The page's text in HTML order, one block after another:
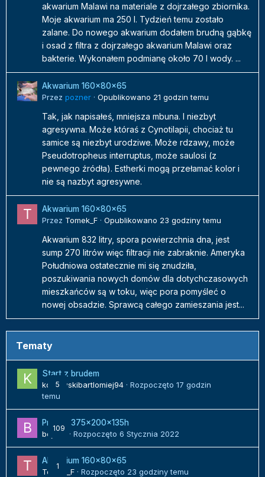
akwarium Malawi na materiale z dojrzałego zbiornika.
Moje akwarium ma 250 l. Tydzień temu zostało
zalane. Do nowego akwarium dodałem brudną gąbkę
i osad z filtra z dojrzałego akwarium Malawi oraz
bakterie. Wykonałem podmianę około 70 l wody. ...
Akwarium 160x80x65
Przez pozner · Opublikowano 21 godzin temu
Tak, jak napisałeś, mniejsza mbuna. I niezbyt
agresywna. Może któraś z Cynotilapii, chociaż tu
samice są niezbyt urodziwe. Może rdzawy, może
Pseudotropheus interruptus, może saulosi (z
pewnego źródła). Estherki mogą przełamać kolor i
nie są nazbyt agresywne.
Akwarium 160x80x65
Przez Tomek_F · Opublikowano 23 godziny temu
Akwarium 832 litry, spora powierzchnia dna, jest
sump 270 litrów więc filtracji nie zabraknie. Ameryka
Południowa ostatecznie mi się znudziła,
poszukiwania nowych domów dla dotychczasowych
mieszkańców są w toku, więc pora pomyśleć o
nowej obsadzie. Sprawcą całego zamieszania jest...
Tematy
5
Start z brudem
kozlowskibartlomiej94 · Rozpoczęto 17 godzin
temu
109
Projekt 375x200x135h
bojack
· Rozpoczęto 6 Stycznia 2022
1
Akwarium 160x80x65
Tomek_F · Rozpoczęto 23 godziny temu